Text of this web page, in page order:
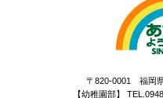
〒820-0001 福岡
【幼稚園部】